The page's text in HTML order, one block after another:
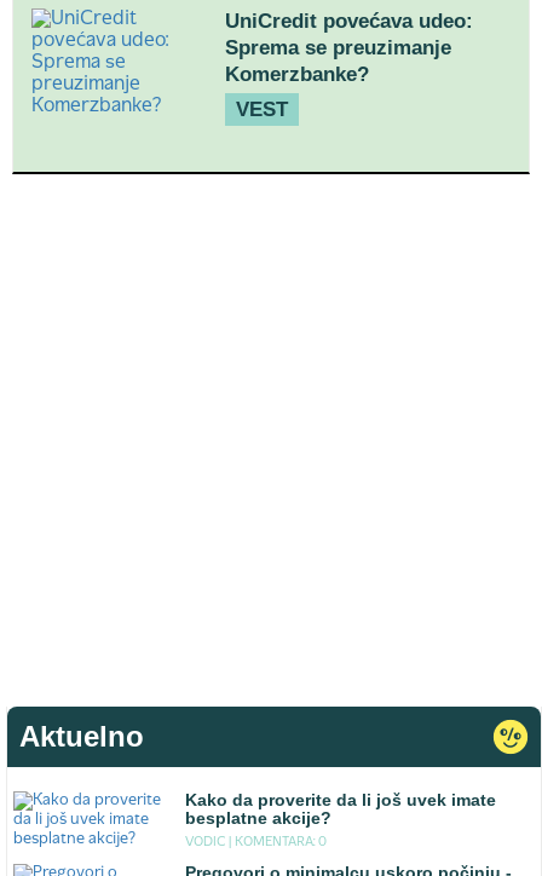
UniCredit povećava udeo:
Sprema se preuzimanje
Komerzbanke?
VEST
Aktuelno
Kako da proverite da li još uvek imate
besplatne akcije?
VODIC | KOMENTARA: 0